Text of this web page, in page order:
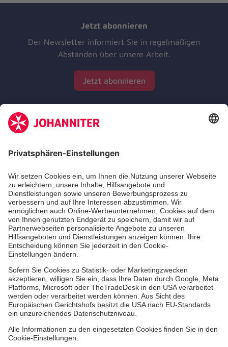
Jetzt abonnieren
Der Newsletter informiert Sie in regelmäßigen
Abständen über unsere Arbeit.
Jetzt abonnieren
Zertifizierung der Johanniter-Unfall-Hilfe e.V.
Die Johanniter GmbH führt das Spendenzertifikat
des Deutschen Spendenrats e.V.
Dienste & Leistungen
Mitarbeiten & Lernen